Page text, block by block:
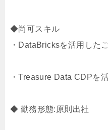
◆尚可スキル
・DataBricksを活用した
・Treasure Data CDPを
◆ 勤務形態:原則出社